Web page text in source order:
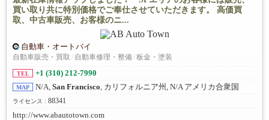
買い取り共に特別価格でご奉仕させていただきます。 高価買
取、中古車販売、お客様のニ...
自動車・オートバイ
自動車販売・買取 / 自動車修理・整備/板金・塗装
TEL +1 (310) 212-7990
MAP N/A, San Francisco , カリフォルニア州, N/A アメリカ合衆国
ライセンス : 88341
http://www.abautotown.com